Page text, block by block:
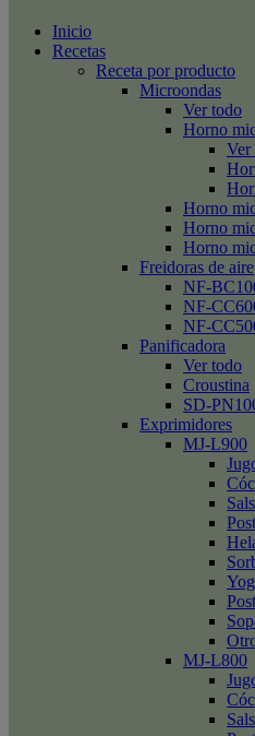
Inicio
Recetas
Receta por producto
Microondas
Ver todo
Horno
Ver
Horno
Horno
Horno
Freidoras de aire
NF-
NF-
NF-
Panificadora
Ver todo
Croustina
SD-
Exprimidores
MJ-L900
MJ-L800